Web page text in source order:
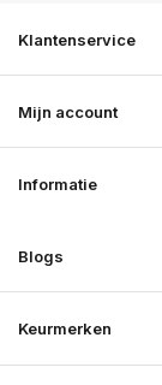
Klantenservice
Mijn account
Informatie
Blogs
Keurmerken